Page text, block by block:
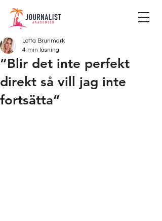
“Blir det inte perfekt
direkt så vill jag inte
fortsätta”
Lotta Brunmark
4 min läsning